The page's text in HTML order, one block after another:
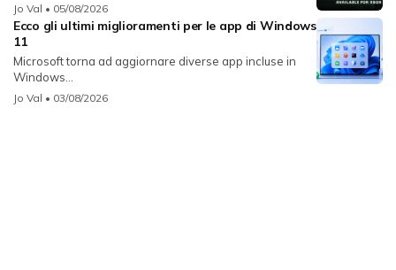
Jo Val • 05/08/2026
Ecco gli ultimi miglioramenti per le app di Windows
11
Microsoft torna ad aggiornare diverse app incluse in
Windows...
Jo Val • 03/08/2026